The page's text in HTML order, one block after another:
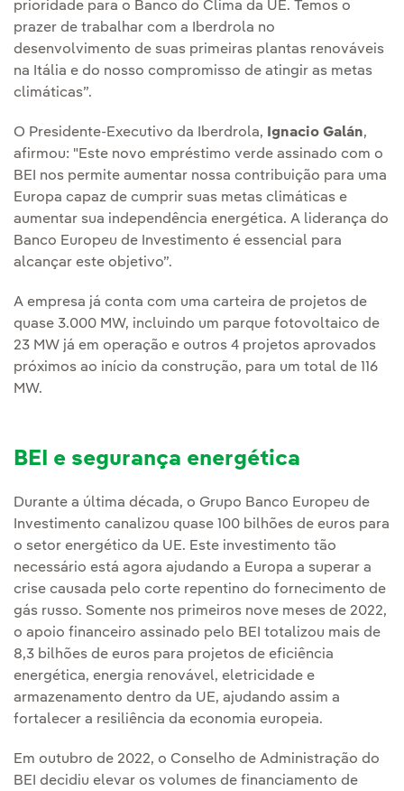
prioridade para o Banco do Clima da UE. Temos o
prazer de trabalhar com a Iberdrola no
desenvolvimento de suas primeiras plantas renováveis
na Itália e do nosso compromisso de atingir as metas
climáticas”.
O Presidente-Executivo da Iberdrola, Ignacio Galán,
afirmou: "Este novo empréstimo verde assinado com o
BEI nos permite aumentar nossa contribuição para uma
Europa capaz de cumprir suas metas climáticas e
aumentar sua independência energética. A liderança do
Banco Europeu de Investimento é essencial para
alcançar este objetivo”.
A empresa já conta com uma carteira de projetos de
quase 3.000 MW, incluindo um parque fotovoltaico de
23 MW já em operação e outros 4 projetos aprovados
próximos ao início da construção, para um total de 116
MW.
BEI e segurança energética
Durante a última década, o Grupo Banco Europeu de
Investimento canalizou quase 100 bilhões de euros para
o setor energético da UE. Este investimento tão
necessário está agora ajudando a Europa a superar a
crise causada pelo corte repentino do fornecimento de
gás russo. Somente nos primeiros nove meses de 2022,
o apoio financeiro assinado pelo BEI totalizou mais de
8,3 bilhões de euros para projetos de eficiência
energética, energia renovável, eletricidade e
armazenamento dentro da UE, ajudando assim a
fortalecer a resiliência da economia europeia.
Em outubro de 2022, o Conselho de Administração do
BEI decidiu elevar os volumes de financiamento de